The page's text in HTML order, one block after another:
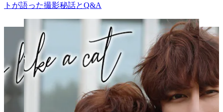
トが語った撮影秘話とQ&A